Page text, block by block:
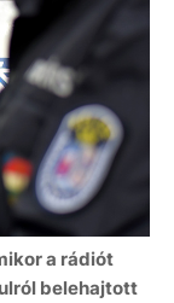
a rádiót
belehajtott